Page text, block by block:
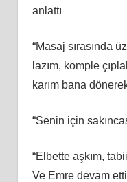
anlattı
“Masaj sırasında
lazım, komple
karım bana
“Senin için
“Elbette aşkım,
Ve Emre devam